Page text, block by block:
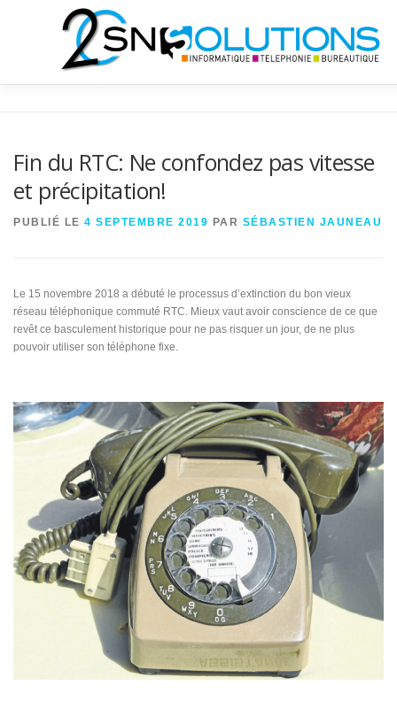
BUREAUTIQUE NEWS
Fin du RTC: Ne confondez pas vitesse
et précipitation!
PUBLIÉ LE 4 SEPTEMBRE 2019 PAR SÉBASTIEN JAUNEAU
Le 15 novembre 2018 a débuté le processus d’extinction du bon vieux
réseau téléphonique commuté RTC. Mieux vaut avoir conscience de ce que
revêt ce basculement historique pour ne pas risquer un jour, de ne plus
pouvoir utiliser son téléphone fixe.